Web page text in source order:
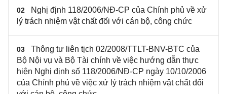
02
Nghị định 118/2006/NĐ-CP của Chính phủ về xử
lý trách nhiệm vật chất đối với cán bộ, công chức
03
Thông tư liên tịch 02/2008/TTLT-BNV-BTC của
Bộ Nội vụ và Bộ Tài chính về việc hướng dẫn thực
hiện Nghị định số 118/2006/NĐ-CP ngày 10/10/2006
của Chính phủ về việc xử lý trách nhiệm vật chất đối